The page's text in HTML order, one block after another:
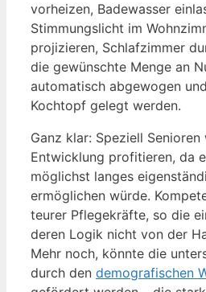
vorheizen, Badewasser
Stimmungslicht im
projizieren, Schlafzimmer
die gewünschte Menge an
automatisch abgewogen
Kochtopf gelegt werden.
Ganz klar: Speziell
Entwicklung profitieren, da
möglichst langes
ermöglichen würde.
teurer Pflegekräfte, so die
deren Logik nicht von der
Mehr noch, könnte die
durch den demografischen